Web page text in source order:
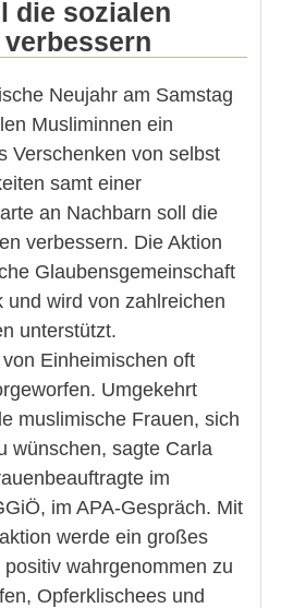
die sozialen
Neujahr am Samstag
Musliminnen ein
Verschenken von selbst
samt einer
an Nachbarn soll die
verbessern. Die Aktion
Glaubensgemeinschaft
und wird von zahlreichen
unterstützt.
Einheimischen oft
Umgekehrt
muslimische Frauen, sich
wünschen, sagte Carla
im
im APA-Gespräch. Mit
werde ein großes
wahrgenommen zu
Opferklischees und